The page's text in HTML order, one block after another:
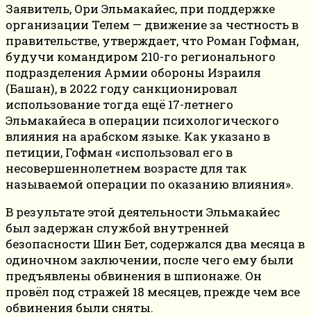
Заявитель, Ори Эльмакайес, при поддержке
организации Телем — движение за честность в
правительстве, утверждает, что Роман Гофман,
будучи командиром 210-го регионального
подразделения Армии обороны Израиля
(Башан), в 2022 году санкционировал
использование тогда ещё 17-летнего
Эльмакайеса в операции психологического
влияния на арабском языке. Как указано в
петиции, Гофман «использовал его в
несовершеннолетнем возрасте для так
называемой операции по оказанию влияния».
В результате этой деятельности Эльмакайес
был задержан службой внутренней
безопасности Шин Бет, содержался два месяца в
одиночном заключении, после чего ему были
предъявлены обвинения в шпионаже. Он
провёл под стражей 18 месяцев, прежде чем все
обвинения были сняты.